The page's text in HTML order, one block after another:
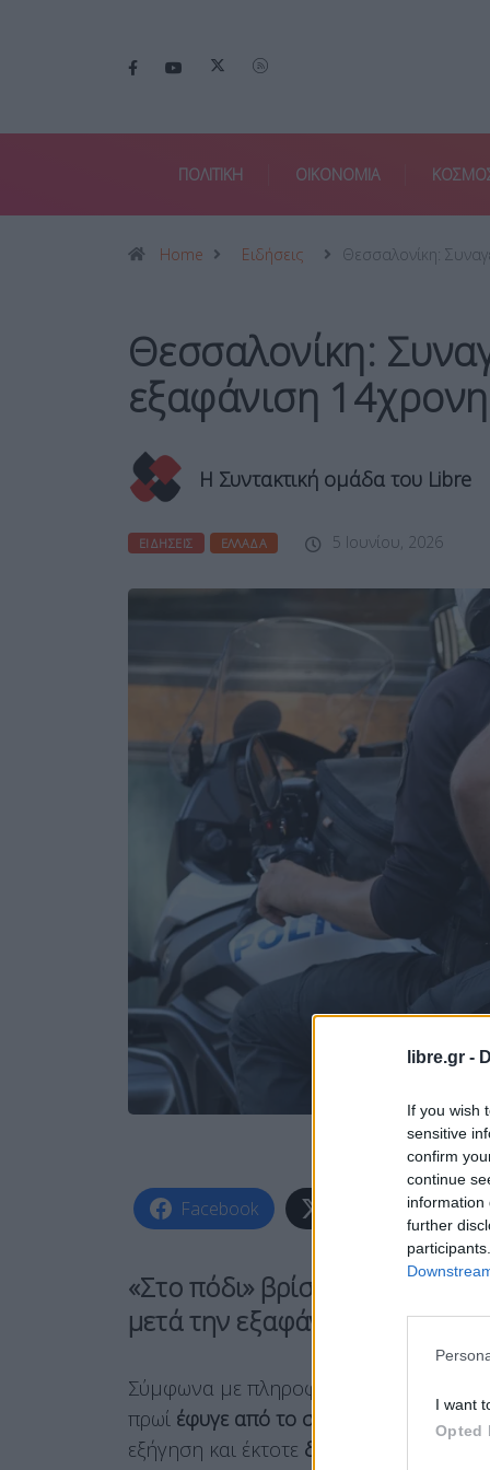
libre.gr -
If you wish
sensitive
confirm
continue
information
further
I want
Opted
ΠΟΛΙΤΙΚΗ ΟΙΚΟΝΟΜΙΑ
Home Ειδήσεις Θεσσαλονίκη:
Θεσσαλονίκη:
εξαφάνιση
Η Συντακτική ομάδα του Libre
ΕΙΔΉΣΕΙΣ ΕΛΛΆΔΑ 5 Ιουνίου, 2026
Facebook Share on X
«Στο πόδι» βρίσκονται αυτή
μετά την εξαφάνιση 14χρονης
Σύμφωνα με πληροφορίες της ΕΡΤ, το
πρωί έφυγε από το σπίτι της, στο
εξήγηση και έκτοτε δεν επέστρεψε,